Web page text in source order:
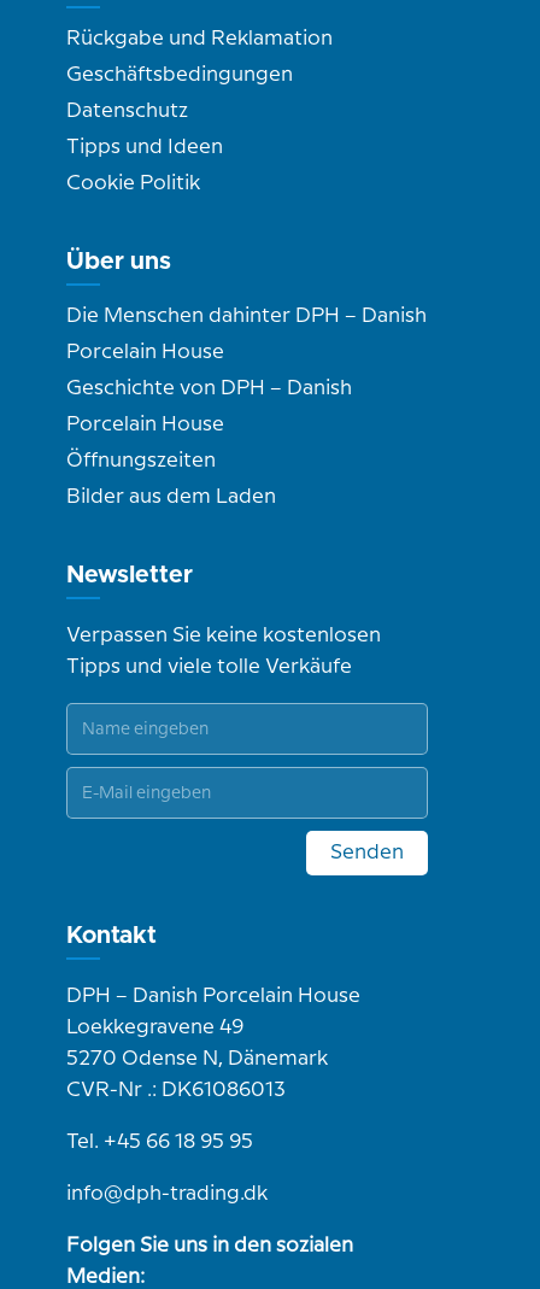
Rückgabe und Reklamation
Geschäftsbedingungen
Datenschutz
Tipps und Ideen
Cookie Politik
Über uns
Die Menschen dahinter DPH – Danish
Porcelain House
Geschichte von DPH – Danish
Porcelain House
Öffnungszeiten
Bilder aus dem Laden
Newsletter
Verpassen Sie keine kostenlosen
Tipps und viele tolle Verkäufe
Senden
Kontakt
DPH – Danish Porcelain House
Loekkegravene 49
5270 Odense N, Dänemark
CVR-Nr .: DK61086013
Tel. +45 66 18 95 95
info@dph-trading.dk
Folgen Sie uns in den sozialen
Medien: